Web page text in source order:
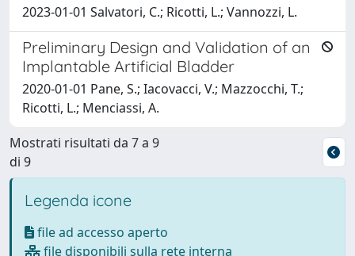
2023-01-01 Salvatori, C.; Ricotti, L.; Vannozzi, L.
Preliminary Design and Validation of an
Implantable Artificial Bladder
2020-01-01 Pane, S.; Iacovacci, V.; Mazzocchi, T.;
Ricotti, L.; Menciassi, A.
Mostrati risultati da 7 a 9
di 9
Legenda icone
file ad accesso aperto
file disponibili sulla rete interna